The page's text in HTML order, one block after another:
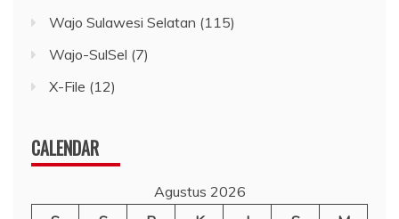
Wajo Sulawesi Selatan (115)
Wajo-SulSel (7)
X-File (12)
CALENDAR
Agustus 2026